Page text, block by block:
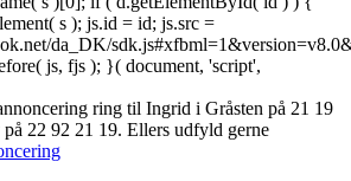
s ); js.id = id; js.src =
da_DK/
js, fjs ); }( document, 'script',
ring til Ingrid i Gråsten på 21 19
22 92 21 19‬. Ellers udfyld gerne